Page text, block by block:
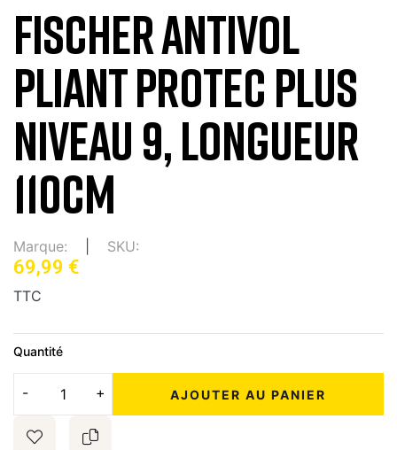
FISCHER ANTIVOL
PLIANT PROTEC PLUS
NIVEAU 9, LONGUEUR
110CM
Marque: SKU:
69,99 €
TTC
Quantité
AJOUTER AU PANIER